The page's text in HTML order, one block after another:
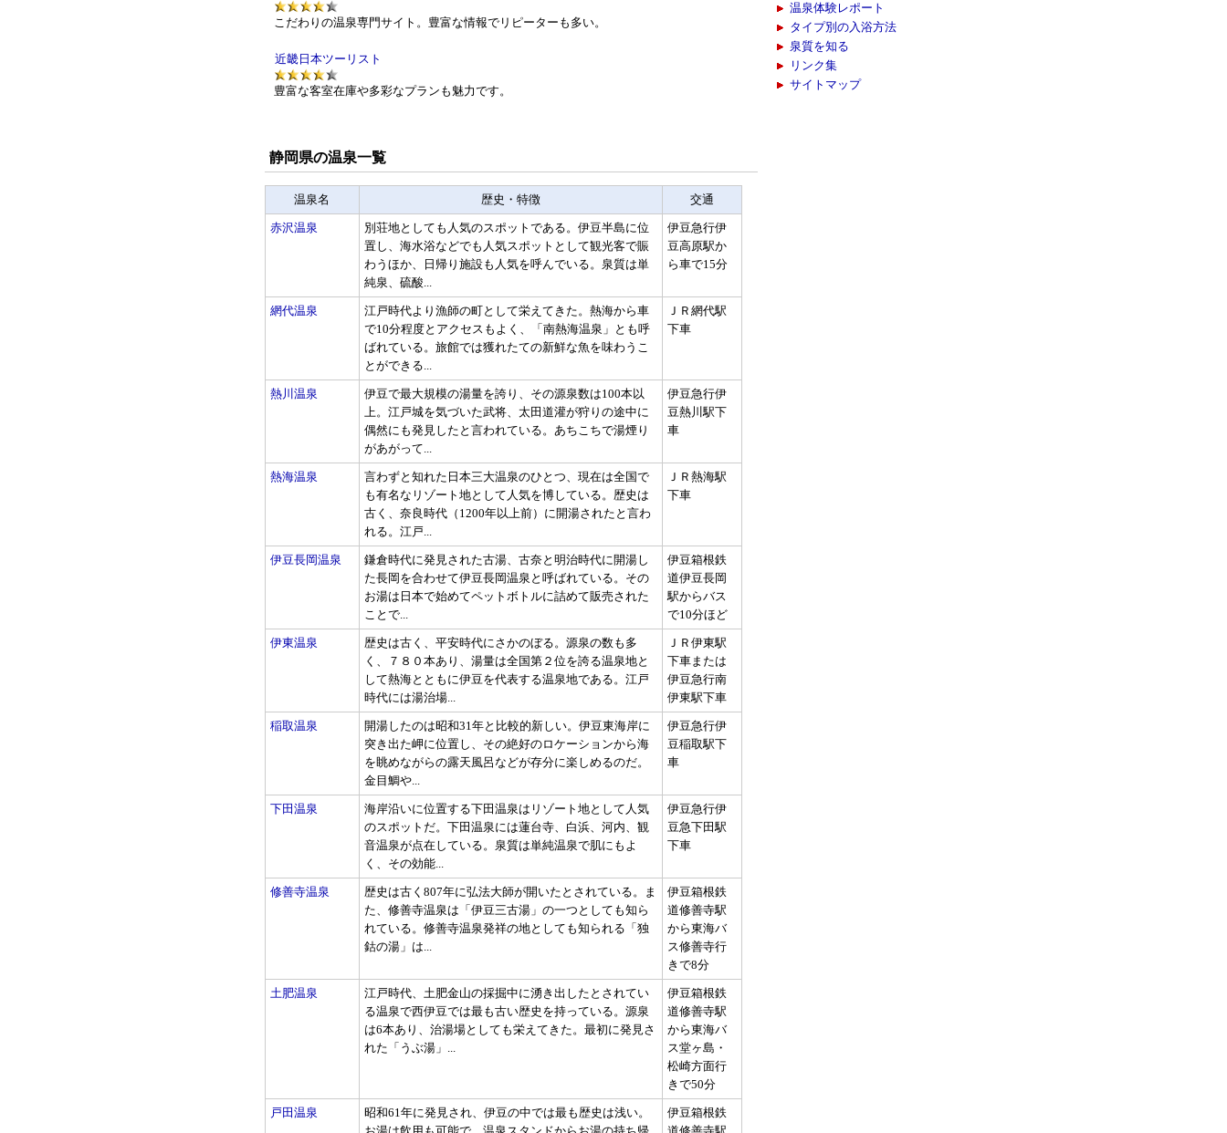
こだわりの温泉専門サイト。豊富な情報でリピーターも多い。
近畿日本ツーリスト
豊富な客室在庫や多彩なプランも魅力です。
静岡県の温泉一覧
温泉名 歴史・特徴 交通
赤沢温泉
別荘地としても人気のスポットである。伊豆半島に位
置し、海水浴などでも人気スポットとして観光客で賑
わうほか、日帰り施設も人気を呼んでいる。泉質は単
純泉、硫酸...
伊豆急行伊
豆高原駅か
ら車で15分
網代温泉
江戸時代より漁師の町として栄えてきた。熱海から車
で10分程度とアクセスもよく、「南熱海温泉」とも呼
ばれている。旅館では獲れたての新鮮な魚を味わうこ
とができる...
ＪＲ網代駅
下車
熱川温泉
伊豆で最大規模の湯量を誇り、その源泉数は100本以
上。江戸城を気づいた武将、太田道灌が狩りの途中に
偶然にも発見したと言われている。あちこちで湯煙り
があがって...
伊豆急行伊
豆熱川駅下
車
熱海温泉
言わずと知れた日本三大温泉のひとつ、現在は全国で
も有名なリゾート地として人気を博している。歴史は
古く、奈良時代（1200年以上前）に開湯されたと言わ
れる。江戸...
ＪＲ熱海駅
下車
伊豆長岡温泉
鎌倉時代に発見された古湯、古奈と明治時代に開湯し
た長岡を合わせて伊豆長岡温泉と呼ばれている。その
お湯は日本で始めてペットボトルに詰めて販売された
ことで...
伊豆箱根鉄
道伊豆長岡
駅からバス
で10分ほど
伊東温泉
歴史は古く、平安時代にさかのぼる。源泉の数も多
く、７８０本あり、湯量は全国第２位を誇る温泉地と
して熱海とともに伊豆を代表する温泉地である。江戸
時代には湯治場...
ＪＲ伊東駅
下車または
伊豆急行南
伊東駅下車
稲取温泉
開湯したのは昭和31年と比較的新しい。伊豆東海岸に
突き出た岬に位置し、その絶好のロケーションから海
を眺めながらの露天風呂などが存分に楽しめるのだ。
金目鯛や...
伊豆急行伊
豆稲取駅下
車
下田温泉
海岸沿いに位置する下田温泉はリゾート地として人気
のスポットだ。下田温泉には蓮台寺、白浜、河内、観
音温泉が点在している。泉質は単純温泉で肌にもよ
く、その効能...
伊豆急行伊
豆急下田駅
下車
修善寺温泉
歴史は古く807年に弘法大師が開いたとされている。ま
た、修善寺温泉は「伊豆三古湯」の一つとしても知ら
れている。修善寺温泉発祥の地としても知られる「独
鈷の湯」は...
伊豆箱根鉄
道修善寺駅
から東海バ
ス修善寺行
きで8分
土肥温泉
江戸時代、土肥金山の採掘中に湧き出したとされてい
る温泉で西伊豆では最も古い歴史を持っている。源泉
は6本あり、治湯場としても栄えてきた。最初に発見さ
れた「うぶ湯」...
伊豆箱根鉄
道修善寺駅
から東海バ
ス堂ヶ島・
松崎方面行
きで50分
戸田温泉
昭和61年に発見され、伊豆の中では最も歴史は浅い。
伊豆箱根鉄
温泉体験レポート
タイプ別の入浴方法
泉質を知る
リンク集
サイトマップ